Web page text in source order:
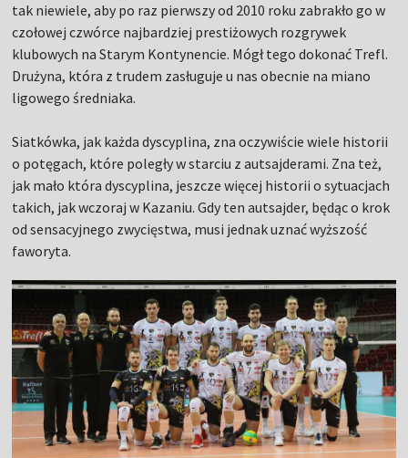
tak niewiele, aby po raz pierwszy od 2010 roku zabrakło go w
czołowej czwórce najbardziej prestiżowych rozgrywek
klubowych na Starym Kontynencie. Mógł tego dokonać Trefl.
Drużyna, która z trudem zasługuje u nas obecnie na miano
ligowego średniaka.
Siatkówka, jak każda dyscyplina, zna oczywiście wiele historii
o potęgach, które poległy w starciu z autsajderami. Zna też,
jak mało która dyscyplina, jeszcze więcej historii o sytuacjach
takich, jak wczoraj w Kazaniu. Gdy ten autsajder, będąc o krok
od sensacyjnego zwycięstwa, musi jednak uznać wyższość
faworyta.